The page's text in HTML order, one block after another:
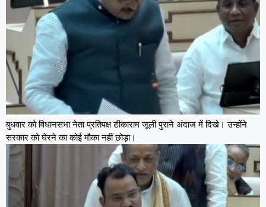
बुधवार को विधानसभा नेता प्रतिपक्ष टीकाराम जूली पुराने अंदाज में दिखे। उन्होंने
सरकार को घेरने का कोई मौका नहीं छोड़ा।